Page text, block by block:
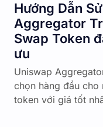
Hướng Dẫn
Aggregator
Swap Token
ưu
Uniswap
chọn hàng đầu cho
token với giá tốt